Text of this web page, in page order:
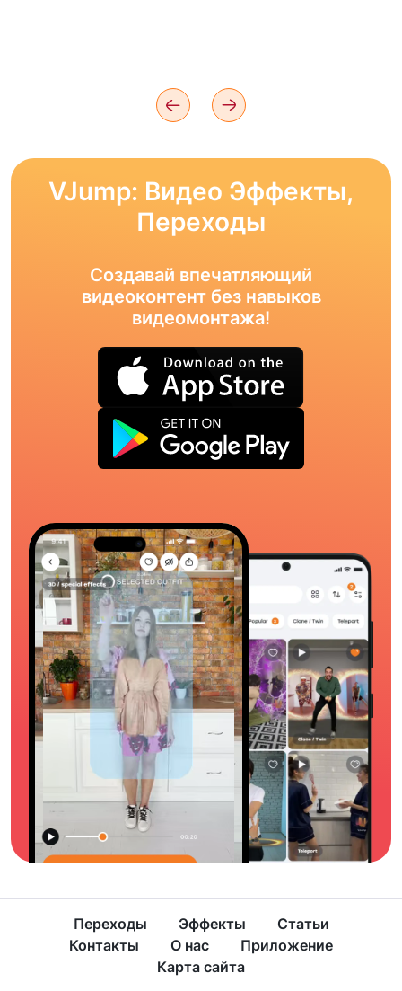
VJump: Видео Эффекты,
Переходы
Создавай впечатляющий
видеоконтент без навыков
видеомонтажа!
Переходы Эффекты
Статьи
Контакты
О нас
Приложение
Карта сайта